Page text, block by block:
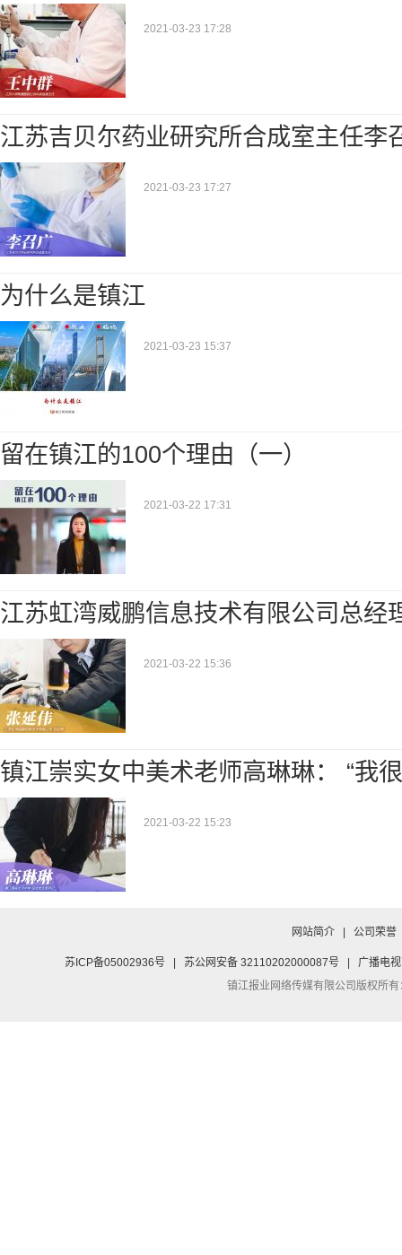
2021-03-23 17:28
江苏吉贝尔药业研究所合成室主任李
2021-03-23 17:27
为什么是镇江
2021-03-23 15:37
留在镇江的100个理由（一）
2021-03-22 17:31
江苏虹湾威鹏信息技术有限公司总经
2021-03-22 15:36
镇江崇实女中美术老师高琳琳： “我
2021-03-22 15:23
网站简介 公司荣誉
苏ICP备05002936号 苏公网安备 32110202000087号
广播电
镇江报业网络传媒有限公司版权所